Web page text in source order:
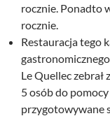
rocznie. Ponadto
rocznie.
Restauracja tego
Le Quellec zebrał
5 osób do
przygotowywane